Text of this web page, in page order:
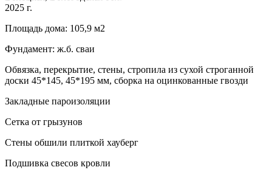
2025 г.
Площадь дома: 105,9 м2
Фундамент: ж.б. сваи
Обвязка, перекрытие, стены, стропила из сухой строганной
доски 45*145, 45*195 мм, сборка на оцинкованные гвозди
Закладные пароизоляции
Сетка от грызунов
Стены обшили плиткой хауберг
Подшивка свесов кровли